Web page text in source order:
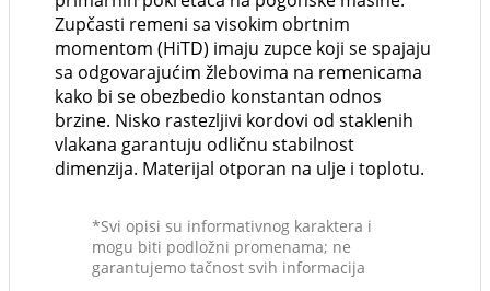
Zupčasti remeni sa visokim obrtnim
momentom (HiTD) imaju zupce koji se spajaju
sa odgovarajućim žlebovima na remenicama
kako bi se obezbedio konstantan odnos
brzine. Nisko rastezljivi kordovi od staklenih
vlakana garantuju odličnu stabilnost
dimenzija. Materijal otporan na ulje i toplotu.
*Svi opisi su informativnog karaktera i
mogu biti podložni promenama; ne
garantujemo tačnost svih informacija